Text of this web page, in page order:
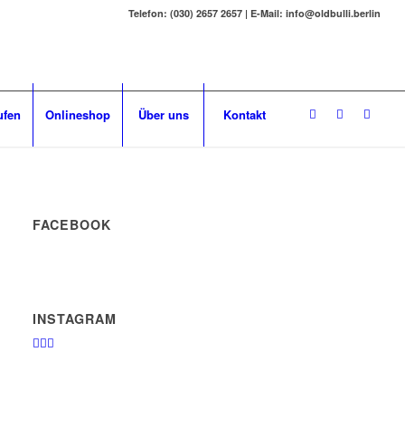
Telefon: (030) 2657 2657 | E-Mail: info@oldbulli.berlin
Onlineshop Über uns Kontakt
FACEBOOK
INSTAGRAM
🏄‍♂️🤙